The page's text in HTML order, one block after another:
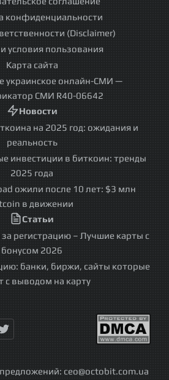
конфиденциальности
(Disclaimer)
условия пользования
Карта сайта
украинское онлайн-СМИ —
СМИ R40-06642
Новости
на 2025 год: ожидания и
реальность
инвестиции в биткоин: тренды
2025 года
ожили после 10 лет: $3 млн
в движении
Статьи
регистрацию – Лучшие карты с
бонусом 2026
банки, биржи, сайты которые
с выводом на карту
ceo@octobit.com.ua